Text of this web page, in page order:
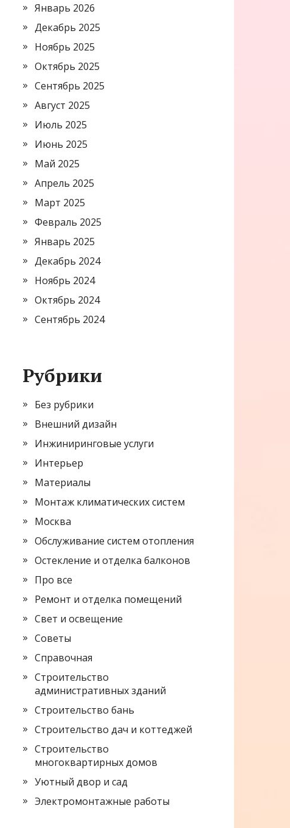
Январь 2026
Декабрь 2025
Ноябрь 2025
Октябрь 2025
Сентябрь 2025
Август 2025
Июль 2025
Июнь 2025
Май 2025
Апрель 2025
Март 2025
Февраль 2025
Январь 2025
Декабрь 2024
Ноябрь 2024
Октябрь 2024
Сентябрь 2024
Рубрики
Без рубрики
Внешний дизайн
Инжиниринговые услуги
Интерьер
Материалы
Монтаж климатических систем
Москва
Обслуживание систем отопления
Остекление и отделка балконов
Про все
Ремонт и отделка помещений
Свет и освещение
Советы
Справочная
Строительство
административных зданий
Строительство бань
Строительство дач и коттеджей
Строительство
многоквартирных домов
Уютный двор и сад
Электромонтажные работы